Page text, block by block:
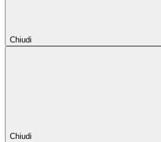
Chiudi
Chiudi